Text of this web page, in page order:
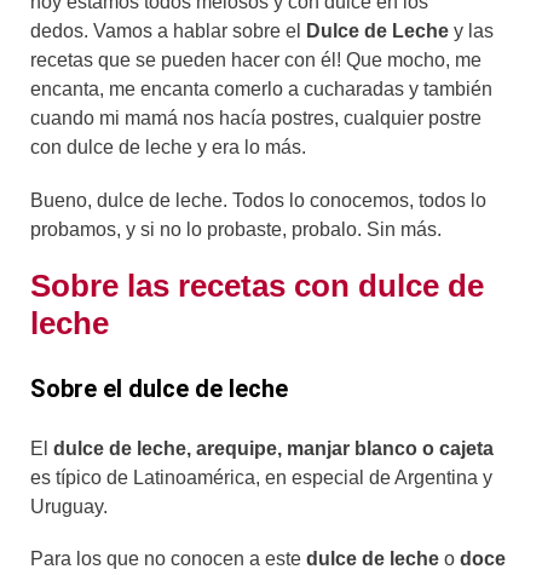
dedos. Vamos a hablar sobre el
Dulce de Leche y las
recetas que se pueden hacer con él! Que mocho, me
encanta, me encanta comerlo a cucharadas y también
cuando mi mamá nos hacía postres, cualquier postre
con dulce de leche y era lo más.
Bueno, dulce de leche. Todos lo conocemos, todos lo
probamos, y si no lo probaste, probalo. Sin más.
Sobre las recetas con dulce de
leche
Sobre el dulce de leche
El dulce de leche, arequipe, manjar blanco o cajeta
es típico de Latinoamérica, en especial de Argentina y
Uruguay.
Para los que no conocen a este dulce de leche o doce